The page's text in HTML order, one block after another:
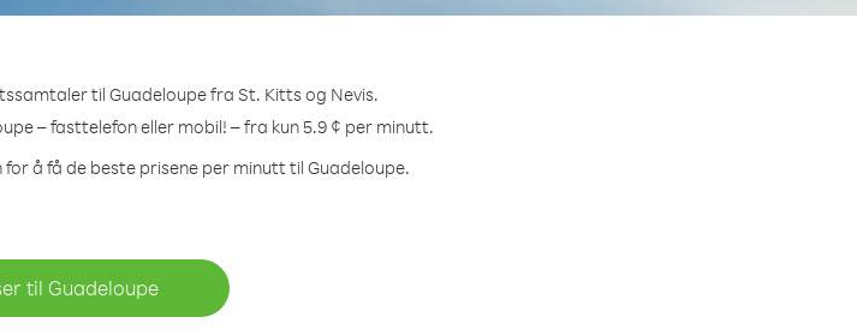
til Guadeloupe fra St. Kitts og Nevis.
– fasttelefon eller mobil! – fra kun 5.9 ¢ per minutt.
å få de beste prisene per minutt til Guadeloupe.
til Guadeloupe